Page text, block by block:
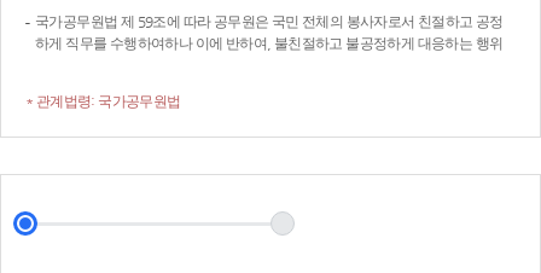
국가공무원법 제 59조에 따라 공무원은 국민 전체의 봉사자로서 친절하고 공정
하게 직무를 수행하여하나 이에 반하여, 불친절하고 불공정하게 대응하는 행위
* 관계법령: 국가공무원법